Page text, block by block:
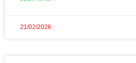
21/02/2026